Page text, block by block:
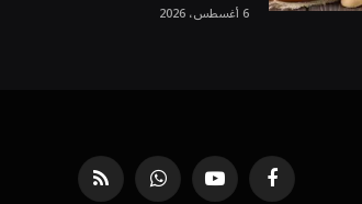
6 أغسطس، 2026
فيسبوك يوتيوب واتساب RSS